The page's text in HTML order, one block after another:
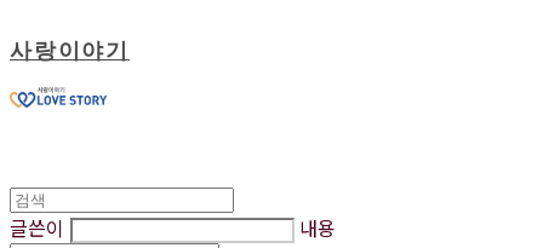
사랑이야기
글쓴이 내용